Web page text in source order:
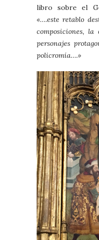
libro sobre el
«….este retablo
composiciones,
personajes
policromía….»